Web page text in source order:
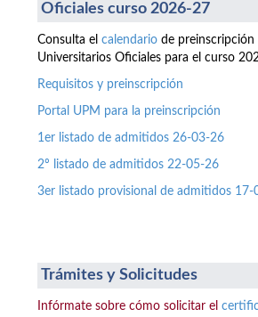
Oficiales curso 2026-27
Consulta el calendario de preinscripción
Universitarios Oficiales para el curso
Requisitos y preinscripción
Portal UPM para la preinscripción
1er listado de admitidos 26-03-26
2º listado de admitidos 22-05-26
3er listado provisional de admitidos 17-
Trámites y Solicitudes
Infórmate sobre cómo solicitar el